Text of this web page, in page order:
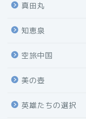
真田丸
知恵泉
空旅中国
美の壺
英雄たちの選択